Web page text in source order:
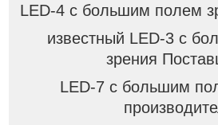
LED-4 с большим полем
известный LED-3 с
зрения
LED-7 с большим